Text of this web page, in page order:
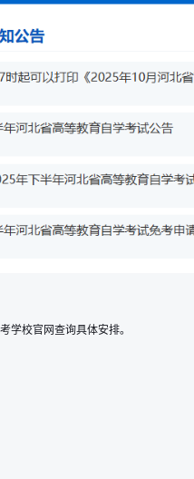
学校官网查询具体安排。